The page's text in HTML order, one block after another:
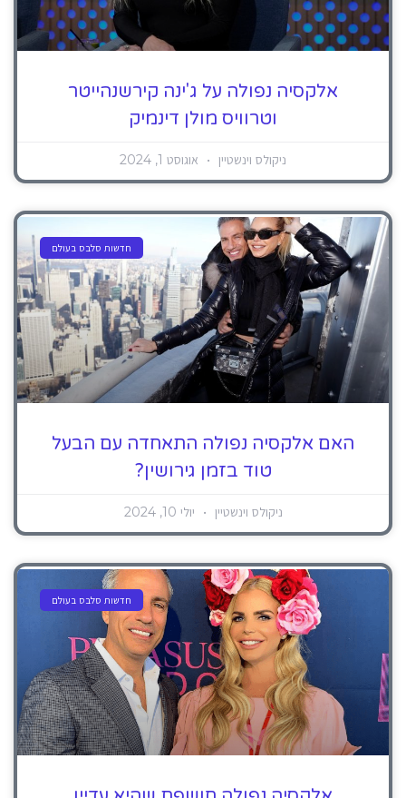
אלקסיה נפולה על ג'ינה קירשנהייטר
וטרוויס מולן דינמיק
ניקולס וינשטיין אוגוסט 1, 2024
חדשות סלבס בעולם
האם אלקסיה נפולה התאחדה עם הבעל
טוד בזמן גירושין?
ניקולס וינשטיין יולי 10, 2024
חדשות סלבס בעולם